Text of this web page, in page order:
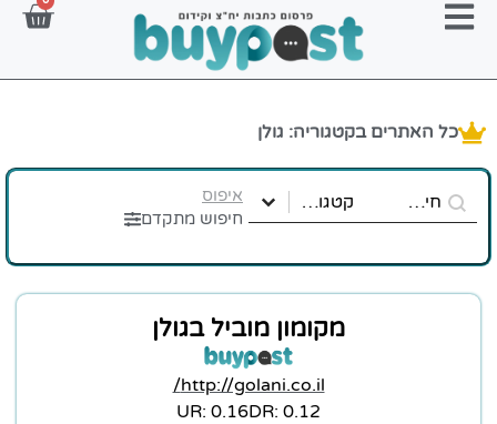
כל האתרים בקטגוריה: גולן
website-name-search
Search content קטגוריות אתר
Select content
Select content
איפוס
חיפוש מתקדם
מקומון מוביל בגולן
http://golani.co.il/
0.12 :DR
0.16 :UR